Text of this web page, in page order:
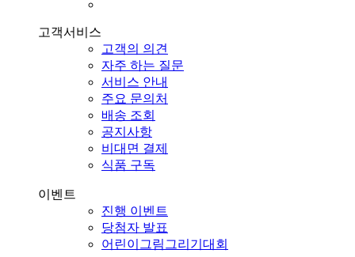
고객서비스
고객의 의견
자주 하는 질문
서비스 안내
주요 문의처
배송 조회
공지사항
비대면 결제
식품 구독
이벤트
진행 이벤트
당첨자 발표
어린이그림그리기대회